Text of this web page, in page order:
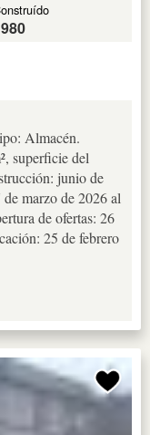
Almacén.
superficie del
junio de
marzo de 2026 al
de ofertas: 26
25 de febrero